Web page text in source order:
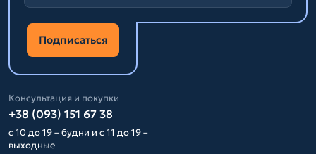
Подписаться
Консультация и покупки
+38 (093) 151 67 38
с 10 до 19 – будни и с 11 до 19 –
выходные